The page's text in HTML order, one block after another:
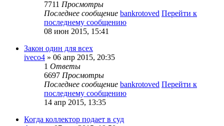
7711 Просмотры
Последнее сообщение bankrotoved Перейти к
последнему сообщению
08 июн 2015, 15:41
Закон один для всех
iveco4 » 06 апр 2015, 20:35
1 Ответы
6697 Просмотры
Последнее сообщение bankrotoved Перейти к
последнему сообщению
14 апр 2015, 13:35
Когда коллектор подает в суд